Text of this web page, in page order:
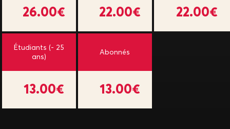
26.00€ 22.00€ 22.00€
Étudiants (- 25
ans)
13.00€
Abonnés
13.00€